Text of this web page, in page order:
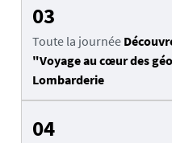
03
Toute la journée
"Voyage au cœur des
Lombarderie
04